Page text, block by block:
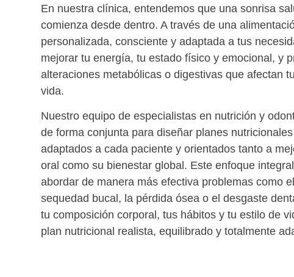
En nuestra clínica, entendemos que una sonrisa
comienza desde dentro. A través de una
personalizada, consciente y adaptada a tus
mejorar tu energía, tu estado físico y emocional, y
alteraciones metabólicas o digestivas que afectan
vida.
Nuestro equipo de especialistas en nutrición y
de forma conjunta para diseñar planes
adaptados a cada paciente y orientados tanto a
oral como su bienestar global. Este enfoque
abordar de manera más efectiva problemas como
sequedad bucal, la pérdida ósea o el desgaste
tu composición corporal, tus hábitos y tu estilo de
plan nutricional realista, equilibrado y totalmente